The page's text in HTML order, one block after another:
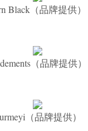
Black（品牌提供）
（品牌提供）
（品牌提供）